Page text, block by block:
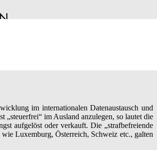
im internationalen Datenaustausch und
im Ausland anzulegen, so lautet die
aufgelöst oder verkauft. Die „strafbefreiende
Luxemburg, Österreich, Schweiz etc., galten